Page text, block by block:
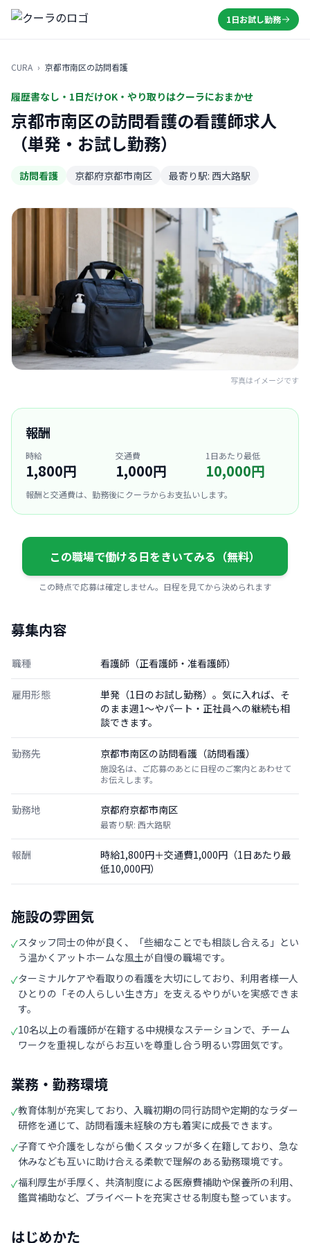
1日お試し勤務
CURA › 京都市南区の訪問看護
履歴書なし・1日だけOK・やり取りはクーラにおまかせ
京都市南区の訪問看護の看護師求人
（単発・お試し勤務）
訪問看護 京都府京都市南区 最寄り駅: 西大路駅
写真はイメージです
報酬
時給
1,800円
交通費
1,000円
1日あたり最低
10,000円
報酬と交通費は、勤務後にクーラからお支払いします。
この職場で働ける日をきいてみる（無料）
この時点で応募は確定しません。日程を見てから決められます
募集内容
職種 看護師（正看護師・准看護師）
雇用形態
単発（1日のお試し勤務）。気に入れば、そ
のまま週1〜やパート・正社員への継続も相
談できます。
勤務先 京都市南区の訪問看護（訪問看護）
施設名は、ご応募のあとに日程のご案内とあわせて
お伝えします。
勤務地 京都府京都市南区
最寄り駅: 西大路駅
報酬
時給1,800円＋交通費1,000円（1日あたり最
低10,000円）
施設の雰囲気
✓スタッフ同士の仲が良く、「些細なことでも相談し合える」とい
う温かくアットホームな風土が自慢の職場です。
✓ターミナルケアや看取りの看護を大切にしており、利用者様一人
ひとりの「その人らしい生き方」を支えるやりがいを実感できま
す。
✓10名以上の看護師が在籍する中規模なステーションで、チーム
ワークを重視しながらお互いを尊重し合う明るい雰囲気です。
業務・勤務環境
✓教育体制が充実しており、入職初期の同行訪問や定期的なラダー
研修を通じて、訪問看護未経験の方も着実に成長できます。
✓子育てや介護をしながら働くスタッフが多く在籍しており、急な
休みなども互いに助け合える柔軟で理解のある勤務環境です。
✓福利厚生が手厚く、共済制度による医療費補助や保養所の利用、
鑑賞補助など、プライベートを充実させる制度も整っています。
はじめかた